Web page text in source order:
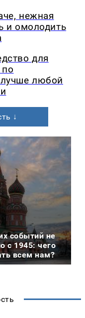
нежная
и омолодить
для
любой
↓
событий не
с 1945: чего
всем нам?